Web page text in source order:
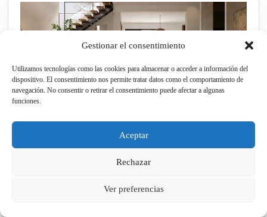
Gestionar el consentimiento
Utilizamos tecnologías como las cookies para almacenar o acceder a información del
dispositivo. El consentimiento nos permite tratar datos como el comportamiento de
navegación. No consentir o retirar el consentimiento puede afectar a algunas
funciones.
Aceptar
Rechazar
Ver preferencias
Mantenimiento sencillo:el objetivo es